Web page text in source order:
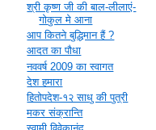
श्री कृष्ण जी की बाल-लीलाएं-
गोकुल मे आना
आप कितने बुद्धिमान हैं ?
आदत का पौधा
नववर्ष 2009 का स्वागत
देश हमारा
हितोपदेश-१२ साधु की पुत्री
मकर संक्रान्ति